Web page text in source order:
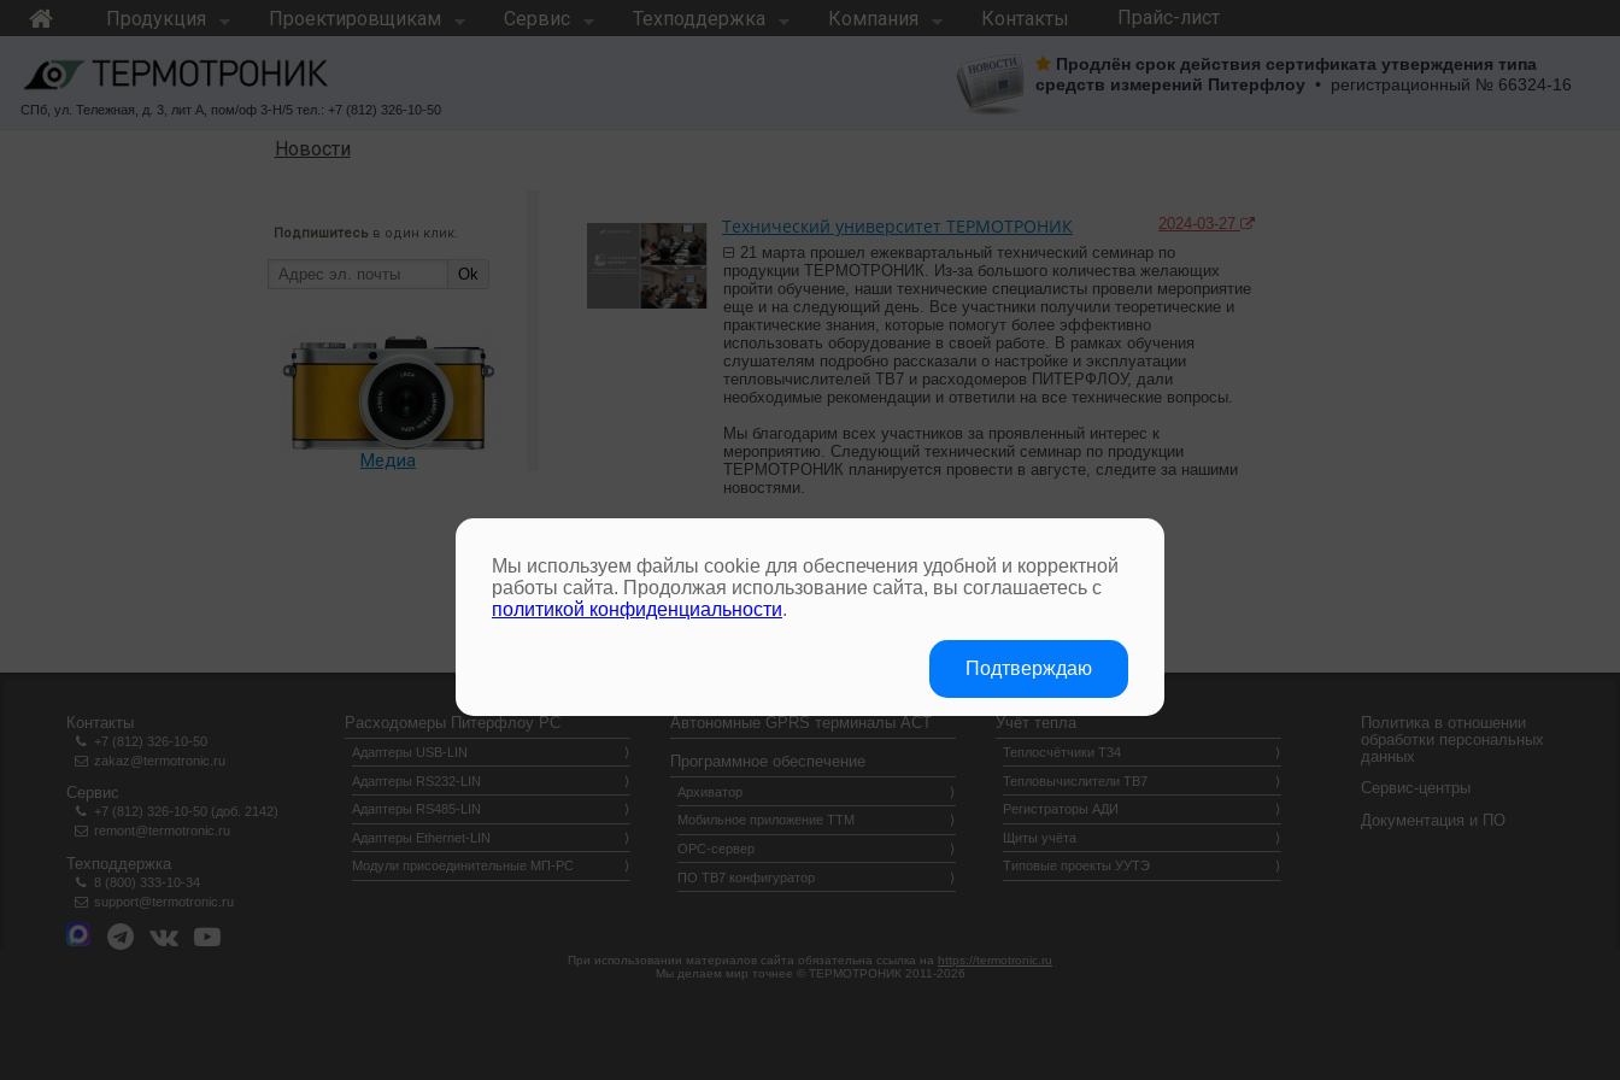
Продукция Проектировщикам Сервис Техподдержка Компания Контакты Прайс-лист
СПб, ул. Тележная, д. 3, лит А, пом/оф 3-Н/5 тел.: +7 (812) 326-10-50
Продлён срок действия сертификата утверждения типа
средств измерений Питерфлоу • регистрационный № 66324-16
Новости
Подпишитесь в один клик.
Ok
Медиа
2024-03-27
Технический университет ТЕРМОТРОНИК
21 марта прошел ежеквартальный технический семинар по
продукции ТЕРМОТРОНИК. Из-за большого количества желающих
пройти обучение, наши технические специалисты провели мероприятие
еще и на следующий день. Все участники получили теоретические и
практические знания, которые помогут более эффективно
использовать оборудование в своей работе. В рамках обучения
слушателям подробно рассказали о настройке и эксплуатации
тепловычислителей ТВ7 и расходомеров ПИТЕРФЛОУ, дали
необходимые рекомендации и ответили на все технические вопросы.
Мы благодарим всех участников за проявленный интерес к
мероприятию. Следующий технический семинар по продукции
ТЕРМОТРОНИК планируется провести в августе, следите за нашими
новостями.
Контакты
+7 (812) 326-10-50
zakaz@termotronic.ru
Сервис
+7 (812) 326-10-50 (доб. 2142)
remont@termotronic.ru
Техподдержка
8 (800) 333-10-34
support@termotronic.ru
Расходомеры Питерфлоу РС
Адаптеры USB-LIN
Адаптеры RS232-LIN
Адаптеры RS485-LIN
Адаптеры Ethernet-LIN
Модули присоединительные МП-РС
Автономные GPRS терминалы АСТ
Программное обеспечение
Архиватор
Мобильное приложение ТТМ
OPC-сервер
ПО ТВ7 конфигуратор
Учёт тепла
Теплосчётчики Т34
Тепловычислители ТВ7
Регистраторы АДИ
Щиты учёта
Типовые проекты УУТЭ
Политика в отношении
обработки персональных
данных
Сервис-центры
Документация и ПО
При использовании материалов сайта обязательна ссылка на https://termotronic.ru
Мы делаем мир точнее © ТЕРМОТРОНИК 2011-2026
Мы используем файлы cookie для обеспечения удобной и корректной
работы сайта. Продолжая использование сайта, вы соглашаетесь с
политикой конфиденциальности.
Подтверждаю